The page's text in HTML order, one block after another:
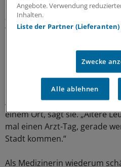
ergänzt um eine Apotheke im
zukünftige Ärztehaus wird
werdende Lücke in der
Landrat Götz Ulrich (CDU).
Die ärztliche Leiterin der Poli
Schmidt-Fritzsching, sieht
Ansatz. Die Patienten hätten
einem Ort, sagt sie. „Ältere
mal einen Arzt-Tag, gerade
Stadt kommen.“
Als Medizinerin wiederum
Angebote. Verwendung
Inhalten.
Liste der Partner (Lieferanten)
Zwecke
Alle ablehnen